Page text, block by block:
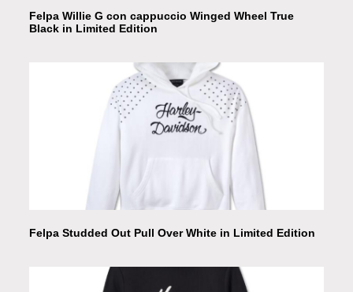
Felpa Willie G con cappuccio Winged Wheel True
Black in Limited Edition
Felpa Studded Out Pull Over White in Limited Edition